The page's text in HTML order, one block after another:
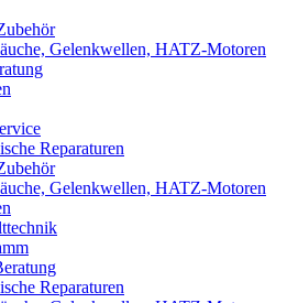
Gelenkwellen, HATZ-Motoren
Reparaturen
Gelenkwellen, HATZ-Motoren
Reparaturen